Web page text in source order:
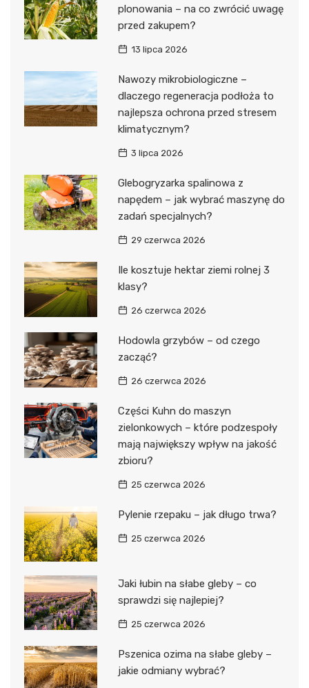
plonowania – na co zwrócić uwagę
przed zakupem?
13 lipca 2026
Nawozy mikrobiologiczne –
dlaczego regeneracja podłoża to
najlepsza ochrona przed stresem
klimatycznym?
3 lipca 2026
Glebogryzarka spalinowa z
napędem – jak wybrać maszynę do
zadań specjalnych?
29 czerwca 2026
Ile kosztuje hektar ziemi rolnej 3
klasy?
26 czerwca 2026
Hodowla grzybów – od czego
zacząć?
26 czerwca 2026
Części Kuhn do maszyn
zielonkowych – które podzespoły
mają największy wpływ na jakość
zbioru?
25 czerwca 2026
Pylenie rzepaku – jak długo trwa?
25 czerwca 2026
Jaki łubin na słabe gleby – co
sprawdzi się najlepiej?
25 czerwca 2026
Pszenica ozima na słabe gleby –
jakie odmiany wybrać?